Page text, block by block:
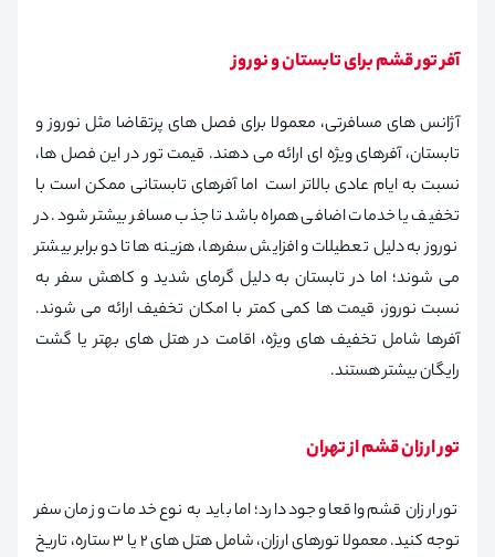
آفر تور قشم برای تابستان و نوروز
آژانس های مسافرتی، معمولا برای فصل های پرتقاضا مثل نوروز و
تابستان، آفرهای ویژه ای ارائه می دهند. قیمت تور در این فصل ها،
نسبت به ایام عادی بالاتر است اما آفرهای تابستانی ممکن است با
تخفیف یا خدمات اضافی همراه باشد تا جذب مسافر بیشتر شود. در
نوروز به دلیل تعطیلات و افزایش سفرها، هزینه ها تا دو برابر بیشتر
می شوند؛ اما در تابستان به دلیل گرمای شدید و کاهش سفر به
نسبت نوروز، قیمت ها کمی کمتر با امکان تخفیف ارائه می شوند.
آفرها شامل تخفیف های ویژه، اقامت در هتل های بهتر یا گشت
رایگان بیشتر هستند.
تور ارزان قشم از تهران
تور ارزان قشم واقعا وجود دارد؛ اما باید به نوع خدمات و زمان سفر
توجه کنید. معمولا تورهای ارزان، شامل هتل های ۲ یا ۳ ستاره، تاریخ